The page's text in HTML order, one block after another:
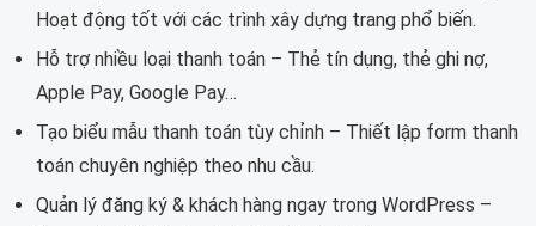
Hoạt động tốt với các trình xây dựng trang phổ biến.
Hỗ trợ nhiều loại thanh toán – Thẻ tín dụng, thẻ ghi nợ,
Apple Pay, Google Pay…
Tạo biểu mẫu thanh toán tùy chỉnh – Thiết lập form thanh
toán chuyên nghiệp theo nhu cầu.
Quản lý đăng ký & khách hàng ngay trong WordPress –